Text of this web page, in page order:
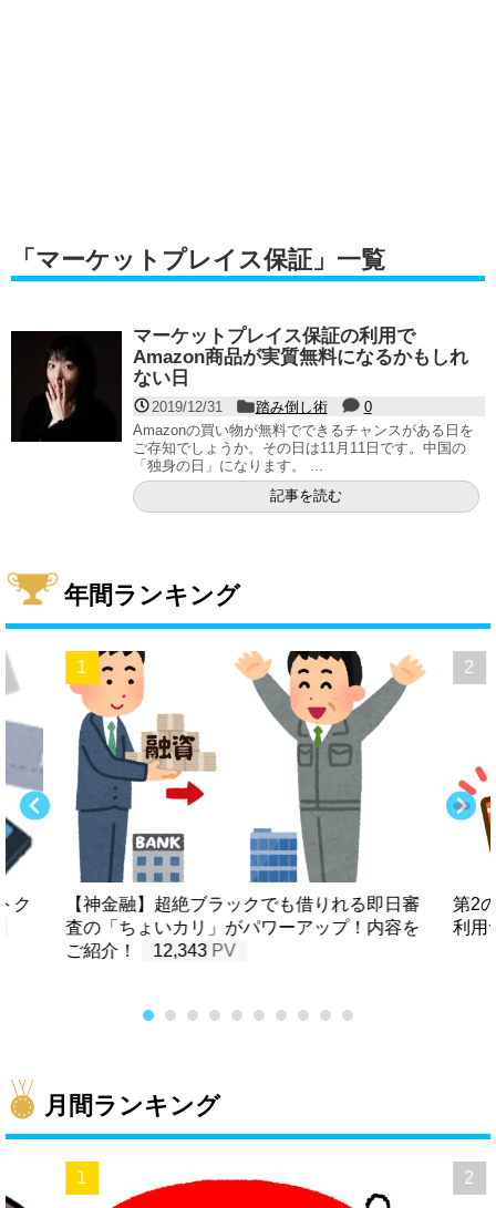
「 マーケットプレイス保証 」 一覧
マーケットプレイス保証の利用で
Amazon商品が実質無料になるかもしれ
ない日
2019/12/31 踏み倒し術
0
Amazonの買い物が無料でできるチャンスがある日を
ご存知でしょうか。その日は11月11日です。中国の
「独身の日」になります。 ...
記事を読む
年間ランキング
ク
【神金融】超絶ブラックでも借りれる即日審
査の「ちょいカリ」がパワーアップ！内容を
ご紹介！
12,343
第2
利用
月間ランキング